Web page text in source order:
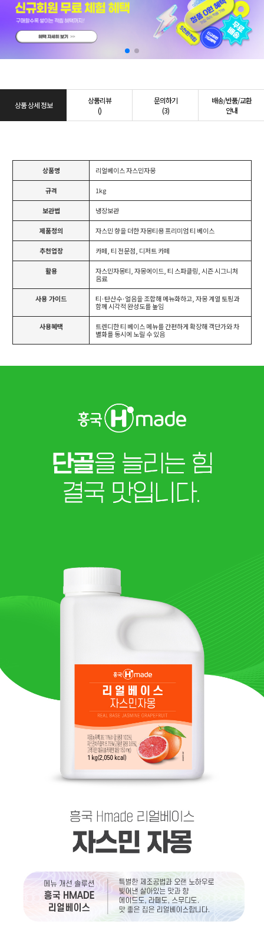
상품 상세 정보
상품리뷰
()
문의하기
(3)
배송/반품/교환
안내
상품명 리얼베이스 자스민자몽
규격 1kg
보관법 냉장보관
제품정의 자스민 향을 더한 자몽티용 프리미엄 티 베이스
추천업장 카페, 티 전문점, 디저트 카페
활용
자스민자몽티, 자몽에이드, 티 스파클링, 시즌 시그니처
음료
사용 가이드
티·탄산수·얼음을 조합해 메뉴화하고, 자몽 계열 토핑과
함께 시각적 완성도를 높임
사용혜택
트렌디한 티 베이스 메뉴를 간편하게 확장해 객단가와 차
별화를 동시에 노릴 수 있음